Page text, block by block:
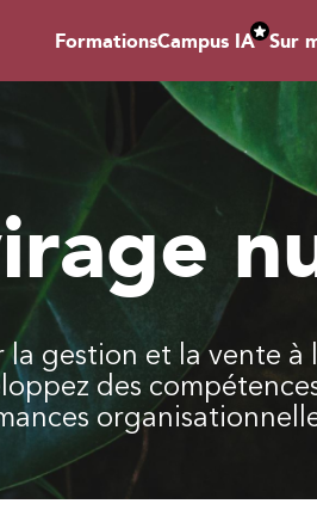
FormationsCampus IA Sur
gestion et la vente à
des